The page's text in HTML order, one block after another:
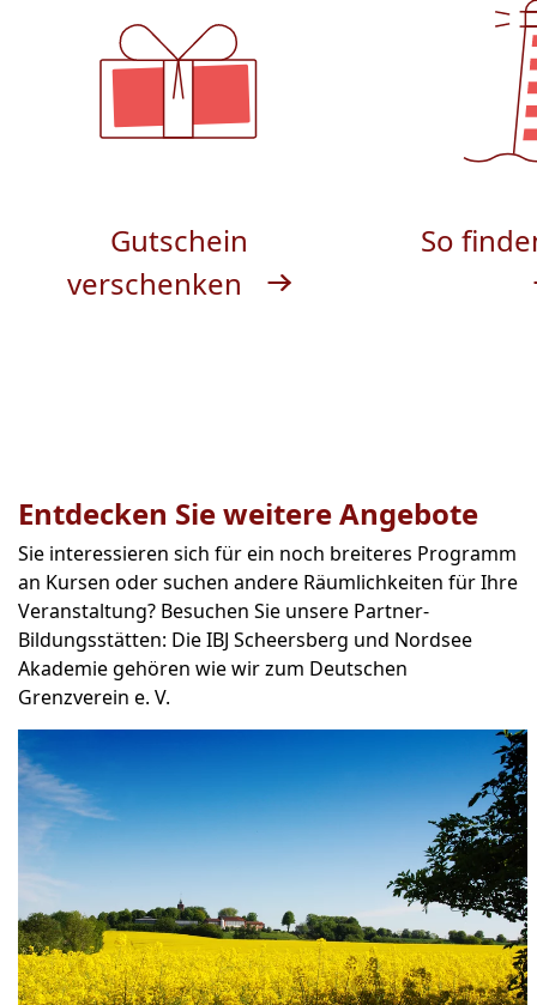
Gutschein
verschenken
So
Entdecken Sie weitere Angebote
Sie interessieren sich für ein noch breiteres Programm
an Kursen oder suchen andere Räumlichkeiten für Ihre
Veranstaltung? Besuchen Sie unsere Partner-
Bildungsstätten: Die IBJ Scheersberg und Nordsee
Akademie gehören wie wir zum Deutschen
Grenzverein e. V.